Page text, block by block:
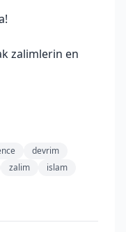
zalimlerin en
devrim
zalim
islam